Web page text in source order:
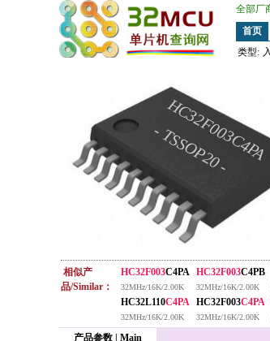
全部厂
首页
类型:
HC32F003C4PA
- TSSOP20 -
相似产
品/Similar：
HC32F003C4PA
32MHz/16K/2.00K
HC32F003C4PB
32MHz/16K/2.00K
HC32L110C4PA
32MHz/16K/2.00K
HC32F003C4PA
32MHz/16K/2.00K
产品参数 | Main